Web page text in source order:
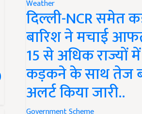
Weather
दिल्ली-NCR समेत
बारिश ने मचाई
15 से अधिक राज्यों
कड़कने के साथ तेज
अलर्ट किया जारी..